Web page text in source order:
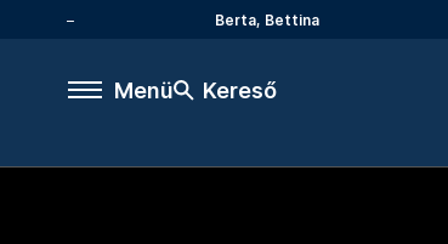
Berta, Bettina
Menü Kereső